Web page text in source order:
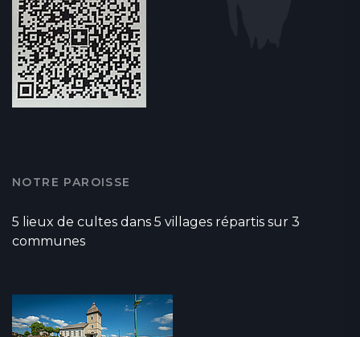
NOTRE PAROISSE
5 lieux de cultes dans 5 villages répartis sur 3
communes